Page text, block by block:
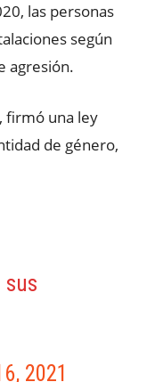
las personas
según
agresión.
firmó una ley
de género,
sus
2021